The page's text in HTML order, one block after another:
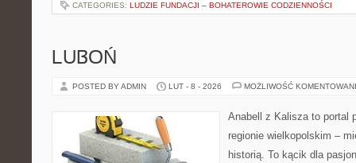
CATEGORIES: LUDZIE FUNDACJI – BOHATEROWIE CODZIENNOŚCI
LUBOŃ
POSTED BY ADMIN LUT - 8 - 2026 MOŻLIWOŚĆ
Anabell z Kalisza to portal
regionie wielkopolskim –
historią. To kącik dla